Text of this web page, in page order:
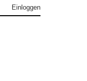
Einloggen